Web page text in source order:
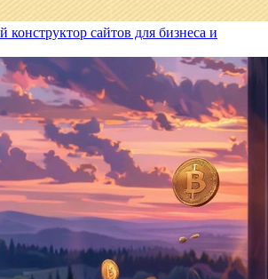
сайтов для бизнеса и